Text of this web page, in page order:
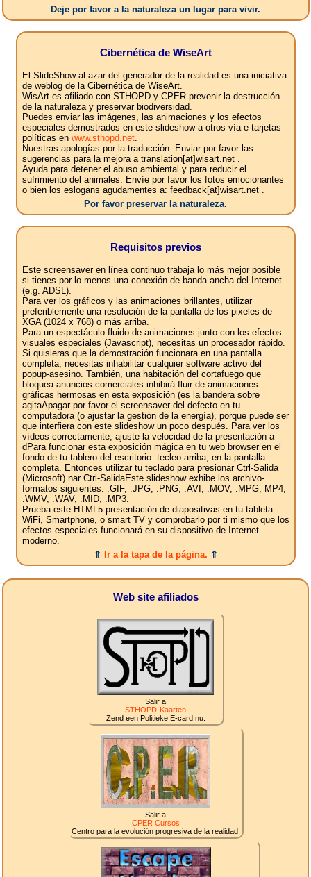
Deje por favor a la naturaleza un lugar para vivir.
Cibernética de WiseArt
El SlideShow al azar del generador de la realidad es una iniciativa
de weblog de la Cibernética de WiseArt.
WisArt es afiliado con STHOPD y CPER prevenir la destrucción
de la naturaleza y preservar biodiversidad.
Puedes enviar las imágenes, las animaciones y los efectos
especiales demostrados en este slideshow a otros vía e-tarjetas
políticas en www.sthopd.net.
Nuestras apologías por la traducción. Enviar por favor las
sugerencias para la mejora a translation[at]wisart.net .
Ayuda para detener el abuso ambiental y para reducir el
sufrimiento del animales. Envíe por favor los fotos emocionantes
o bien los eslogans agudamentes a: feedback[at]wisart.net .
Por favor preservar la naturaleza.
Requisitos previos
Este screensaver en línea continuo trabaja lo más mejor posible
si tienes por lo menos una conexión de banda ancha del Internet
(e.g. ADSL).
Para ver los gráficos y las animaciones brillantes, utilizar
preferiblemente una resolución de la pantalla de los pixeles de
XGA (1024 x 768) o más arriba.
Para un espectáculo fluido de animaciones junto con los efectos
visuales especiales (Javascript), necesitas un procesador rápido.
Si quisieras que la demostración funcionara en una pantalla
completa, necesitas inhabilitar cualquier software activo del
popup-asesino. También, una habitación del cortafuego que
bloquea anuncios comerciales inhibirá fluir de animaciones
gráficas hermosas en esta exposición (es la bandera sobre
agitaApagar por favor el screensaver del defecto en tu
computadora (o ajustar la gestión de la energía), porque puede ser
que interfiera con este slideshow un poco después. Para ver los
vídeos correctamente, ajuste la velocidad de la presentación a
dPara funcionar esta exposición mágica en tu web browser en el
fondo de tu tablero del escritorio: tecleo arriba, en la pantalla
completa. Entonces utilizar tu teclado para presionar Ctrl-Salida
(Microsoft).nar Ctrl-SalidaEste slideshow exhibe los archivo-
formatos siguientes: .GIF, .JPG, .PNG, .AVI, .MOV, .MPG, MP4,
.WMV, .WAV, .MID, .MP3.
Prueba este HTML5 presentación de diapositivas en tu tableta
WiFi, Smartphone, o smart TV y comprobarlo por ti mismo que los
efectos especiales funcionará en su dispositivo de Internet
moderno.
⇑
Ir a la tapa de la página. ⇑
Web site afiliados
Salir a
STHOPD-Kaarten
Zend een Politieke E-card nu.
Salir a
CPER Cursos
Centro para la evolución progresiva de la realidad.